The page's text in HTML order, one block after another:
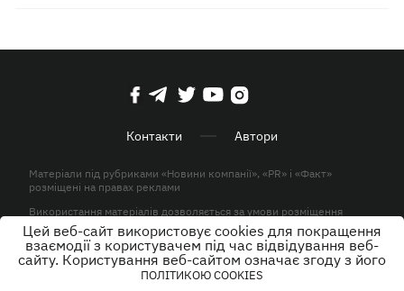
Контакти Автори
Матеріали під рубриками «Новини компанії», «PR» і «Факт»
розміщені на правах реклами
Використання матеріалів дозволяється за умови розміщення
активного гіперпосилання на KP.UA в першому абзаці.
© ТОВ «ЮЛАВ МЕДІА» 2026. Всі права захищені.
Цей веб-сайт використовує cookies для покращення
взаємодії з користувачем під час відвідування веб-
сайту. Користування веб-сайтом означає згоду з його
ПОЛІТИКОЮ COOKIES